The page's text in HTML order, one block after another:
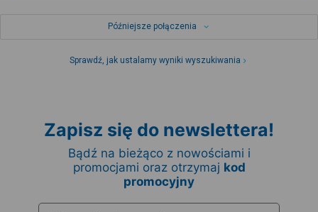
Późniejsze połączenia
Sprawdź, jak ustalamy wyniki wyszukiwania
Zapisz się do newslettera!
Bądź na bieżąco z nowościami i
promocjami oraz otrzymaj kod
promocyjny